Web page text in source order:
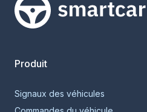
Smartcar home
Produit
Signaux des véhicules